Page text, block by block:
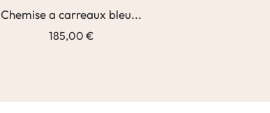
Chemise a carreaux bleu...
185,00 €